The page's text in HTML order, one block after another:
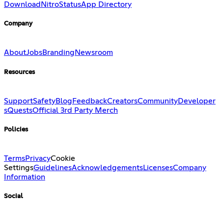
Download NitroStatusApp Directory
Company
AboutJobsBranding Newsroom
Resources
SupportSafetyBlog FeedbackCreatorsCommunityDeveloper
sQuestsOfficial 3rd Party Merch
Policies
TermsPrivacyCookie
SettingsGuidelinesAcknowledgementsLicensesCompany
Information
Social